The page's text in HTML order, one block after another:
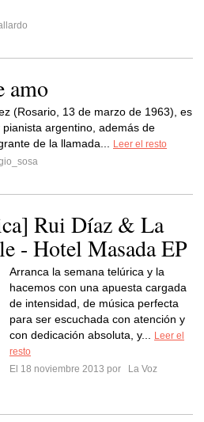
amo
(Rosario, 13 de marzo de 1963), es
argentino, además de
de la llamada...
Leer el resto
Rui Díaz & La
- Hotel Masada EP
Arranca la semana telúrica y la
hacemos con una apuesta cargada
de intensidad, de música perfecta
para ser escuchada con atención y
con dedicación absoluta, y...
Leer el
resto
El 18 noviembre 2013 por
La Voz